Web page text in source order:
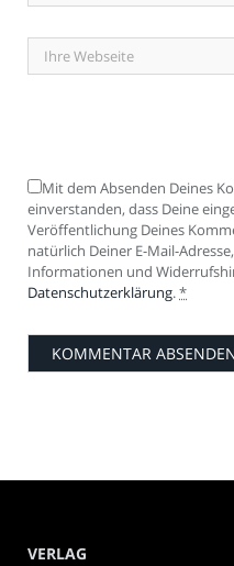
Mit dem Absenden Deines
einverstanden, dass Deine
Veröffentlichung Deines
natürlich Deiner E-Mail-
Informationen und
Datenschutzerklärung.*
VERLAG